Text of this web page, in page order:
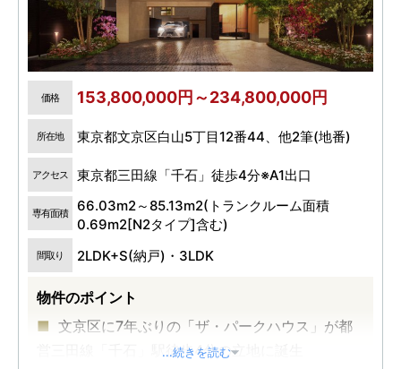
価格 153,800,000円～234,800,000円
所在地 東京都文京区白山5丁目12番44、他2筆(地番)
アクセス 東京都三田線「千石」徒歩4分※A1出口
専有面積
66.03m2～85.13m2(トランクルーム面積
0.69m2[N2タイプ]含む)
間取り 2LDK+S(納戸)・3LDK
物件のポイント
文京区に7年ぶりの「ザ・パークハウス」が都
営三田線「千石」駅徒歩4分の立地に誕生
...続きを読む